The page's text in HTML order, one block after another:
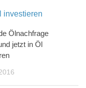
Ölnachfrage
jetzt in Öl